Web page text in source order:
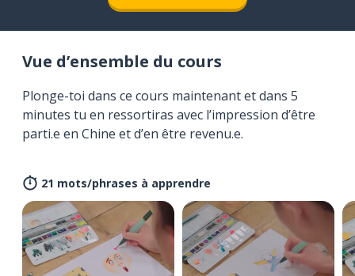
Vue d’ensemble du cours
Plonge-toi dans ce cours maintenant et dans 5
minutes tu en ressortiras avec l’impression d’être
parti.e en Chine et d’en être revenu.e.
21 mots/phrases à apprendre